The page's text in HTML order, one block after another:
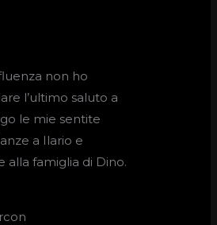
non ho
l’ultimo saluto a
le mie sentite
a Ilario e
alla famiglia di Dino.